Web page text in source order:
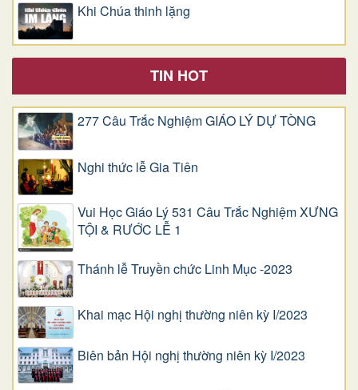
Khi Chúa thinh lặng
TIN HOT
277 Câu Trắc Nghiệm GIÁO LÝ DỰ TÒNG
Nghi thức lễ Gia Tiên
Vui Học Giáo Lý 531 Câu Trắc Nghiệm XƯNG
TỘI & RƯỚC LỄ 1
Thánh lễ Truyền chức Linh Mục -2023
Khai mạc Hội nghị thường niên kỳ I/2023
Biên bản Hội nghị thường niên kỳ I/2023